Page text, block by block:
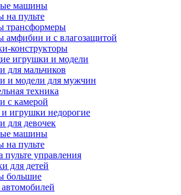
машины
пульте
и с влагозащитой
конструкторы
игрушки и модели
для мальчиков
и модели для мужчин
техника
с камерой
игрушки недорогие
для девочек
машины
пульте
управления
для детей
большие